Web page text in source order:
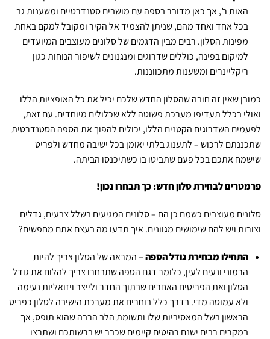
האות ר’, אך כאן מדובר בספה עם מושבים סטנדרטיים ומשענות גב
בכל אחד ואחד מהם, שניתן להצמיד אל הקיר ומקובל למקם באחת
מפינות הסלון. רבים מבין הדגמים של סלונים מעוצבים המיועדים
למיקום בפינה, כוללים שדרוגים ומנגנונים לשיפור הנוחות כגון
ריקליינרים ומשענות מתכווננות.
כמובן שאין זה חובה שהסלון החדש שלכם יכיל את כל האופציות הללו
ואולי בכלל תעדיפו מערכת פשוטה ללא שכלולים מיוחדים. עם זאת,
לפעמים השדרוגים הקטנים הללו, יכולים להפוך את הספה הסטנדרטית
שתכננתם לרכוש – לתענוג בלתי יאומן בכל ישיבה מחדש ולפריט
שישמח אתכם בכל פעם שתביטו בו כשתיכנסו הביתה.
פרמטרים לבחירת סלון חדש: כך תבחרו נכון!
סלונים מעוצבים כשמם כן הם – סלונים המגיעים בשלל צבעים, גדלים
וצורות ויש להם שימושים מגוונים. איך תדעו מה בעצם אתם מחפשים?
התחילו מבחירת גודל הספה– המראה של הסלון צריך להיות
הרמוני ונעים לעין, כלומר דגם הספה שתבחרו צריך להלום את גודל
הסלון ואת הפריטים האחרים שבתוך החדר ולייצר ויזואליות נעימה
ולא עמוסה מדי. בדרך כלל בוחרים את מערכת הישיבה לסלון כפריט
הראשון בשל המאסיביות שלו ותשומת הלב הרבה שהוא תופס, אך
במקרים רבים ישנם רהיטים קיימים שכבר יש ברשותכם ושתרצו